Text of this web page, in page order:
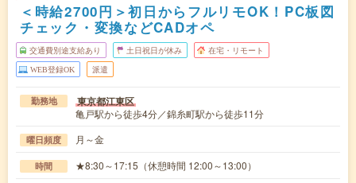
＜時給2700円＞初日からフルリモOK！PC板図
チェック・変換などCADオペ
交通費別途支給あり 土日祝日が休み 在宅・リモート
WEB登録OK 派遣
勤務地 東京都江東区
亀戸駅から徒歩4分／錦糸町駅から徒歩11分
曜日頻度 月～金
時間 ★8:30～17:15（休憩時間 12:00～13:00）